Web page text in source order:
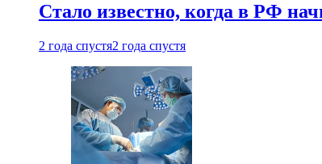
Стало известно, когда в РФ
2 года спустя2 года спустя